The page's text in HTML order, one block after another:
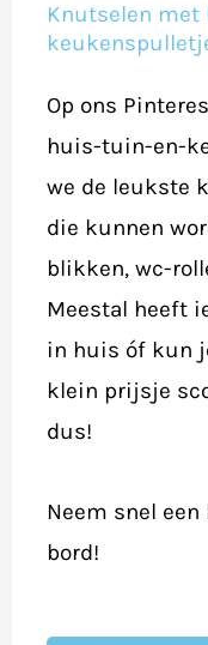
Knutselen
Op ons
huis-tuin-en-
we de leukste
die kunnen
blikken, wc-
Meestal heeft
in huis óf kun
klein prijsje
dus!
Neem snel
bord!